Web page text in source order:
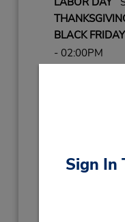
Sign In
BLACK FRIDAY
- 02:00PM
NEW YEARS
2027
NEW YEARS